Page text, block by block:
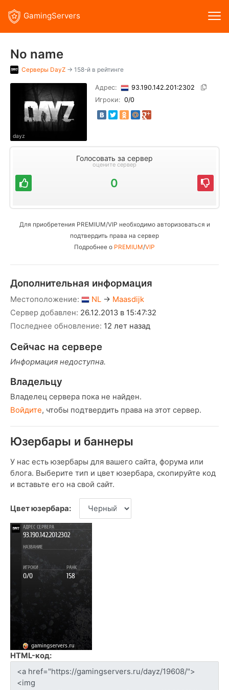
GamingServers
No name
Серверы DayZ → 158-й в рейтинге
dayz
Адрес:
93.190.142.201:2302
Игроки: 0/0
Голосовать за сервер
оцените сервер
0
Для приобретения PREMIUM/VIP необходимо авторизоваться и
подтвердить права на сервер
Подробнее о PREMIUM/VIP
Дополнительная информация
Местоположение: NL → Maasdijk
Сервер добавлен: 26.12.2013 в 15:47:32
Последнее обновление: 12 лет назад
Сейчас на сервере
Информация недоступна.
Владельцу
Владелец сервера пока не найден.
Войдите, чтобы подтвердить права на этот сервер.
Юзербары и баннеры
У нас есть юзербары для вашего сайта, форума или
блога. Выберите тип и цвет юзербара, скопируйте код
и вставьте его на свой сайт.
Цвет юзербара:
HTML-код: